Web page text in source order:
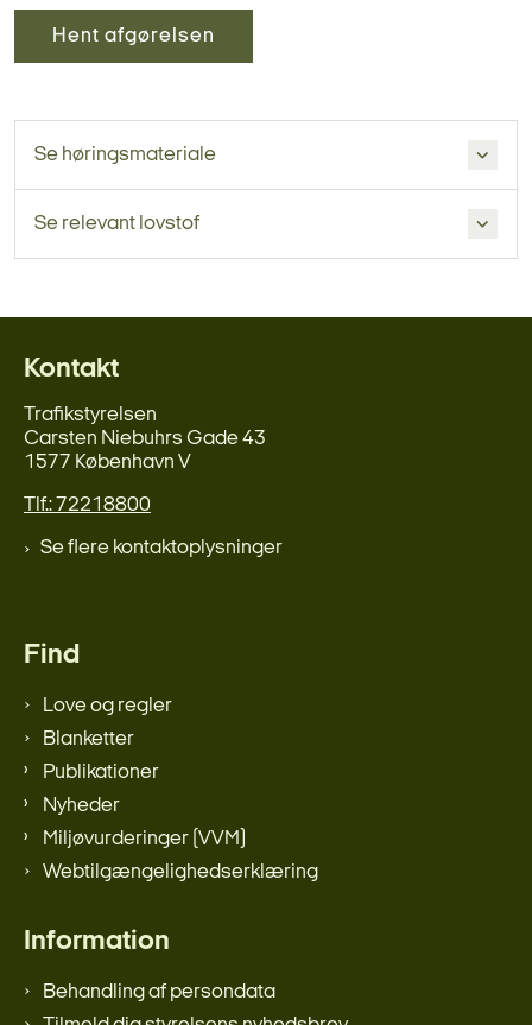
Hent afgørelsen
Se høringsmateriale
Se relevant lovstof
Kontakt
Trafikstyrelsen
Carsten Niebuhrs Gade 43
1577 København V
Tlf.: 72218800
Se flere kontaktoplysninger
Find
Love og regler
Blanketter
Publikationer
Nyheder
Miljøvurderinger (VVM)
Webtilgængelighedserklæring
Information
Behandling af persondata